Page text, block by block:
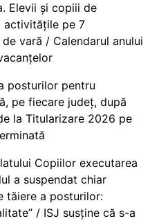
Elevii și copiii de
activitățile pe 7
vară / Calendarul anului
posturilor pentru
pe fiecare județ, după
la Titularizare 2026 pe
Copiilor executarea
a suspendat chiar
tăiere a posturilor:
/ ISJ susține că s-a